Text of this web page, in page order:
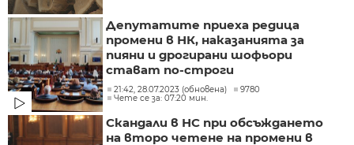
Депутатите приеха редица
промени в НК, наказанията за
пияни и дрогирани шофьори
стават по-строги
21:42, 28.07.2023 (обновена)
9780
Чете се за: 07:20 мин.
Скандали в НС при обсъждането
на второ четене на промени в